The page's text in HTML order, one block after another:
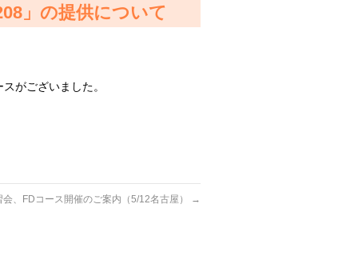
」の提供について
がございました。
会、FDコース開催のご案内（5/12名古屋） →